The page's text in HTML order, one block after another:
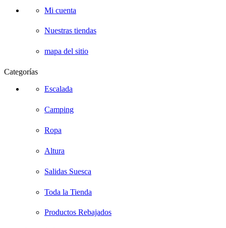
Mi cuenta
Nuestras tiendas
mapa del sitio
Categorías
Escalada
Camping
Ropa
Altura
Salidas Suesca
Toda la Tienda
Productos Rebajados